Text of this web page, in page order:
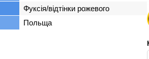
Фуксія/відтінки рожевого
Польща